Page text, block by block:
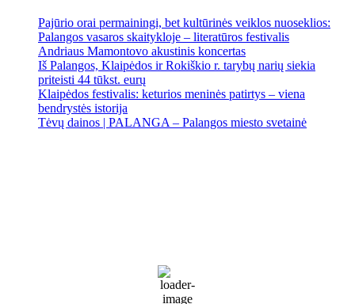
Pajūrio orai permainingi, bet kultūrinės veiklos nuoseklios:
Palangos vasaros skaitykloje – literatūros festivalis
Andriaus Mamontovo akustinis koncertas
Iš Palangos, Klaipėdos ir Rokiškio r. tarybų narių siekia
priteisti 44 tūkst. eurų
Klaipėdos festivalis: keturios meninės patirtys – viena
bendrystės istorija
Tėvų dainos | PALANGA – Palangos miesto svetainė
Patchy rain nearby
67 %